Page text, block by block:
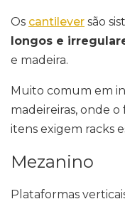
Os cantilever são
longos e
e madeira.
Muito comum em
madeireiras, onde
itens exigem racks
Mezanino
Plataformas